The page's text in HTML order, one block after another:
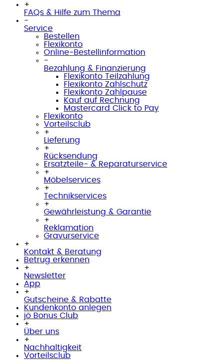
+
FAQs & Hilfe zum Thema
-
Service
Bestellen
Flexikonto
Online-Bestellinformation
-
Bezahlung & Finanzierung
Flexikonto Teilzahlung
Flexikonto Zahlschutz
Flexikonto Zahlpause
Kauf auf Rechnung
Mastercard Click to Pay
Flexikonto
Vorteilsclub
+
Lieferung
+
Rücksendung
Ersatzteile- & Reparaturservice
+
Möbelservices
+
Technikservices
+
Gewährleistung & Garantie
+
Reklamation
Gravurservice
+
Kontakt & Beratung
Betrug erkennen
+
Newsletter
App
+
Gutscheine & Rabatte
Kundenkonto anlegen
jö Bonus Club
+
Über uns
+
Nachhaltigkeit
Vorteilsclub